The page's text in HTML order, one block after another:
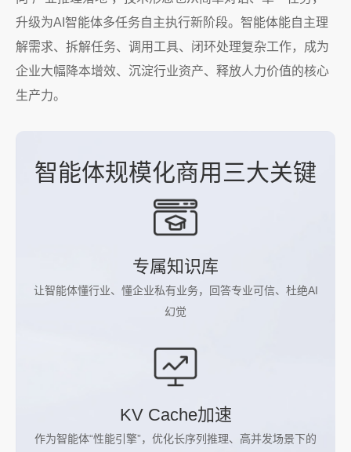
升级为AI智能体多任务自主执行新阶段。智能体能自主理
解需求、拆解任务、调用工具、闭环处理复杂工作，成为
企业大幅降本增效、沉淀行业资产、释放人力价值的核心
生产力。
智能体规模化商用三大关键
专属知识库
让智能体懂行业、懂企业私有业务，回答专业可信、杜绝AI
幻觉
KV Cache加速
作为智能体“性能引擎”，优化长序列推理、高并发场景下的